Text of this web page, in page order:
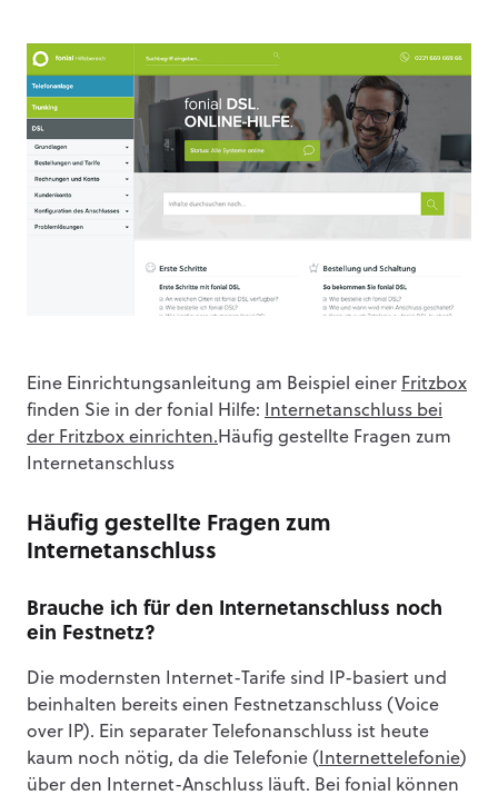
Eine Einrichtungsanleitung am Beispiel einer Fritzbox
finden Sie in der fonial Hilfe:
Internetanschluss bei
der Fritzbox einrichten. Häufig gestellte Fragen zum
Internetanschluss
Häufig gestellte Fragen zum
Internetanschluss
Brauche ich für den Internetanschluss noch
ein Festnetz?
Die modernsten Internet-Tarife sind IP-basiert und
beinhalten bereits einen Festnetzanschluss (Voice
over IP). Ein separater Telefonanschluss ist heute
kaum noch nötig, da die Telefonie ( Internettelefonie)
über den Internet-Anschluss läuft. Bei fonial können